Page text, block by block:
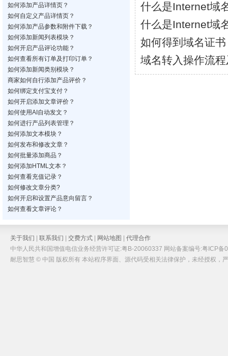
如何添加产品详情页？
如何自定义产品详情页？
如何添加产品参数和附件下载？
如何添加新闻列表模块？
如何开启产品评论功能？
如何查看所有订单及打印订单？
如何添加新闻类别模块？
商家如何自行添加产品评价？
如何绑定支付宝支付？
如何开启添加文章评价？
如何使用AI自动发文？
如何进行产品列表管理？
如何添加文本模块？
如何发布和修改文章？
如何批量添加商品？
如何添加HTML文本？
如何查看充值记录？
如何修改文章分类?
如何开启和设置产品意向留言？
如何查看文章评论？
什么是Internet域
什么是Internet域
如何得到域名证
域名转入操作流
关于我们 联系我们 交费方式 网站地图
代理合作
中华人民共和国增值电信业务经营许可证:粤B-20060337 网站备案编号:粤ICP备
耐思智慧 © 中国 版权所有 本站程序界面、源代码受相关法律保护，未经授权，